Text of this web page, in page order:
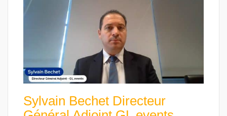
Sylvain Bechet Directeur